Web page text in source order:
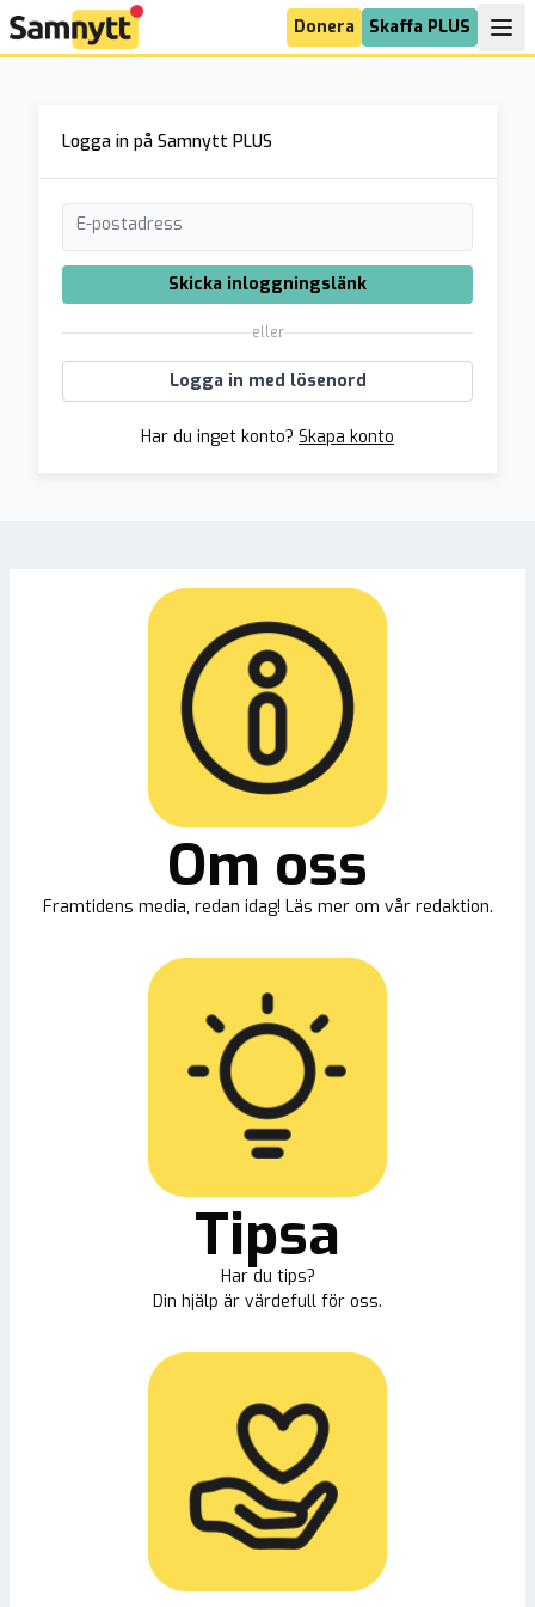
Donera Skaffa PLUS
Logga in på Samnytt PLUS
E-postadress
Skicka inloggningslänk
eller
Logga in med lösenord
Har du inget konto? Skapa konto
Om oss
Framtidens media, redan idag! Läs mer om vår redaktion.
Tipsa
Har du tips?
Din hjälp är värdefull för oss.